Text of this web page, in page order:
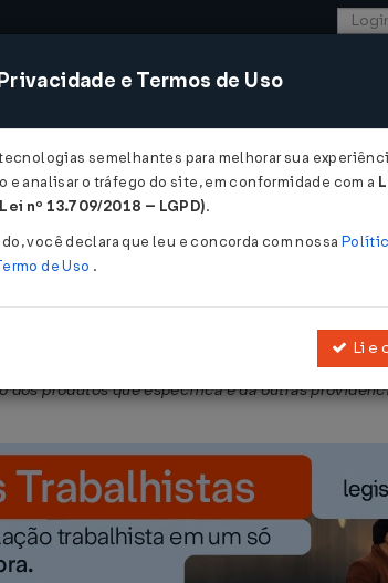
SISTEMAS COMÉRCIO
da destinação adequada e a
dos produtos que especifica e dá outras
e Termos de Uso
semelhantes para melhorar sua
analisar o tráfego do site, em conformidade com a
nº 13.709/2018 – LGPD).
você declara que leu e concorda com nossa
de Uso .
Li e